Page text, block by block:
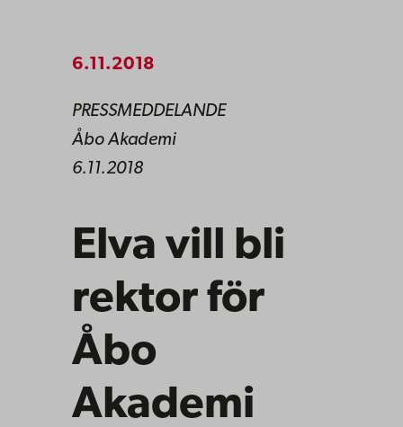
6.11.2018
PRESSMEDDELANDE
Åbo Akademi
6.11.2018
Elva vill bli
rektor för
Åbo
Akademi